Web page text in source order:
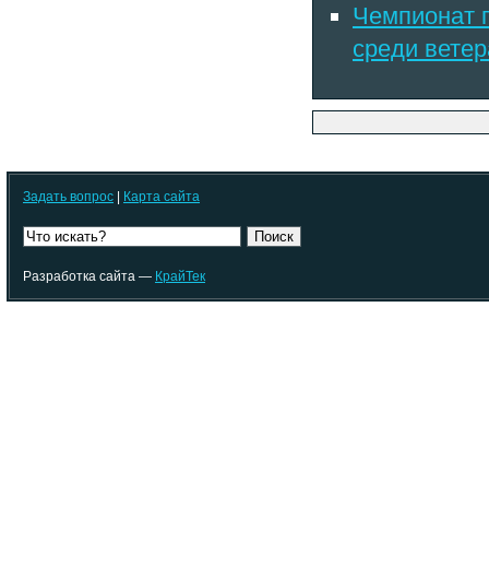
Чемпионат
среди
Задать вопрос | Карта сайта
Поиск
Разработка сайта — КрайТек